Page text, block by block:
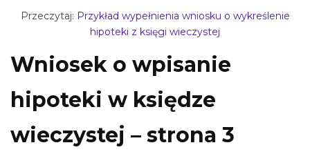
Przeczytaj: Przykład wypełnienia wniosku o wykreślenie
hipoteki z księgi wieczystej
Wniosek o wpisanie
hipoteki w księdze
wieczystej – strona 3